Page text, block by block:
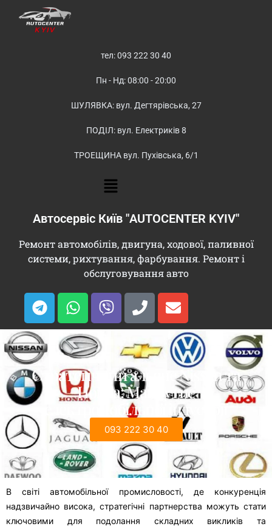
тел: 093 222 30 40
Пн - Нд: 08:00 - 20:00
ШУЛЯВКА: вул. Дегтярівська, 27
ПОДІЛ: вул. Електриків 8
ТРОЕЩИНА вул. Пухівська, 6/1
Автосервіс Київ "AUTOCENTER KYIV"
Ремонт автомобілів, двигуна, ходової, паливної
системи, рихтування, фарбування. Ремонт і
обслуговування авто
Стратегічний альянс Nissan та
Honda: Майбутнє
електромобільної індустрії
093 222 30 40
В світі автомобільної промисловості, де конкуренція
надзвичайно висока, стратегічні партнерства можуть стати
ключовими для подолання складних викликів та